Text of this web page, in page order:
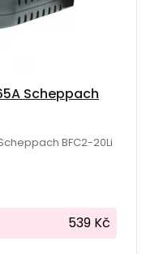
Scheppach
BFC2-20Li
539 Kč